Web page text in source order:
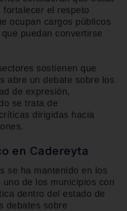
fortalecer el respeto
ocupan cargos públicos
puedan convertirse
sostienen que
abre un debate sobre los
de expresión,
se trata de
dirigidas hacia
en Cadereyta
se ha mantenido en los
de los municipios con
dentro del estado de
debates sobre